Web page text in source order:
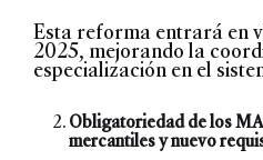
Esta reforma entrará en
2025, mejorando la
especialización en el
Obligatoriedad de los
mercantiles y nuevo